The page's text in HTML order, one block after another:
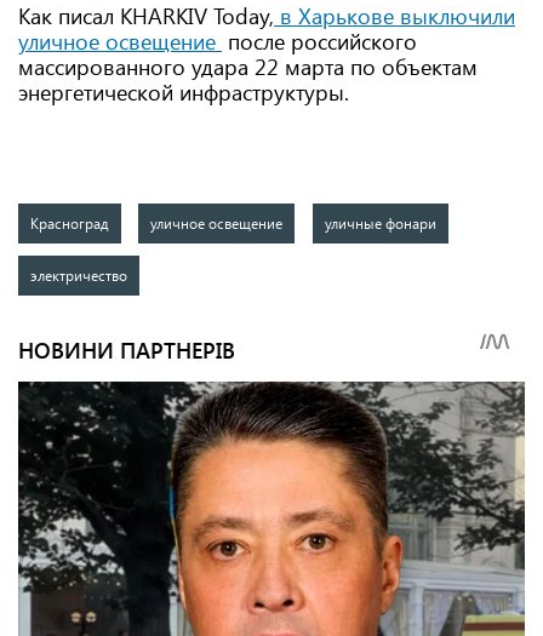
Как писал KHARKIV Today, в Харькове выключили
уличное освещение после российского
массированного удара 22 марта по объектам
энергетической инфраструктуры.
Красноград уличное освещение уличные фонари
электричество